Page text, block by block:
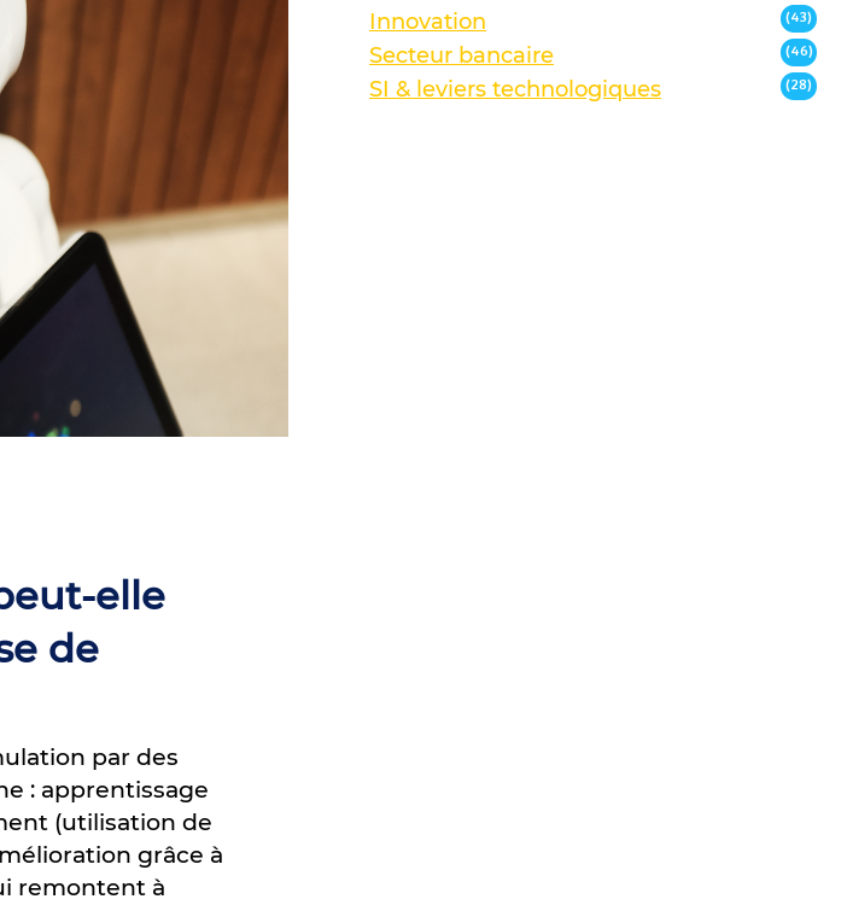
elle
de
par des
: apprentissage
(utilisation de
grâce à
remontent à
Innovation (43)
Secteur bancaire (46)
SI & leviers technologiques (28)